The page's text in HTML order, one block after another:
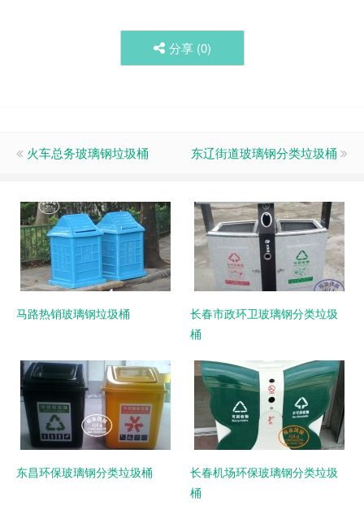
分享 (0)
火车总务玻璃钢垃圾桶 东辽街道玻璃钢分类垃圾桶
马路热销玻璃钢垃圾桶
长春市政环卫玻璃钢分类垃圾
桶
东昌环保玻璃钢分类垃圾桶
长春机场环保玻璃钢分类垃圾
桶